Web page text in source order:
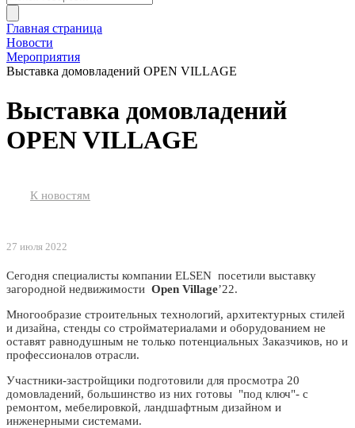
Главная страница
Новости
Мероприятия
Выставка домовладений OPEN VILLAGE
Выставка домовладений
OPEN VILLAGE
К новостям
27 июля 2022
Сегодня специалисты компании ELSEN посетили выставку
загородной недвижимости Open Village’22.
Многообразие строительных технологий, архитектурных стилей
и дизайна, стенды со стройматериалами и оборудованием не
оставят равнодушным не только потенциальных Заказчиков, но и
профессионалов отрасли.
Участники-застройщики подготовили для просмотра 20
домовладений, большинство из них готовы "под ключ"- с
ремонтом, мебелировкой, ландшафтным дизайном и
инженерными системами.